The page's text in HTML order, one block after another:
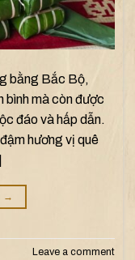
bằng Bắc Bộ,
bình mà còn được
đáo và hấp dẫn.
hương vị quê
→
Leave a comment